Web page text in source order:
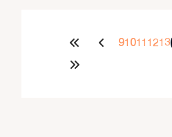
91011 1213